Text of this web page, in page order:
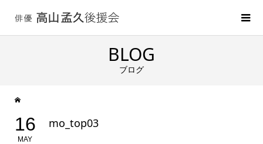
BLOG
ブログ
16
MAY
mo_top03